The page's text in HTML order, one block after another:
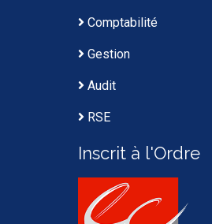
Comptabilité
Gestion
Audit
RSE
Inscrit à l'Ordre